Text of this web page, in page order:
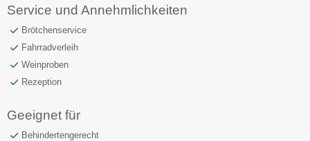
Service und Annehmlichkeiten
Brötchenservice
Fahrradverleih
Weinproben
Rezeption
Geeignet für
Behindertengerecht